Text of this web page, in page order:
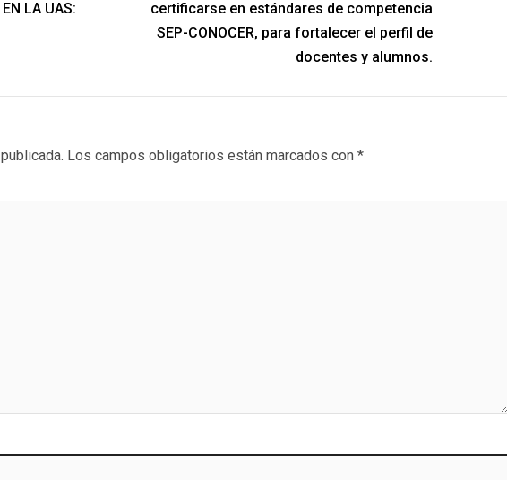
LA UAS:
certificarse en estándares de competencia
SEP-CONOCER, para fortalecer el perfil de
docentes y alumnos.
Los campos obligatorios están marcados con *